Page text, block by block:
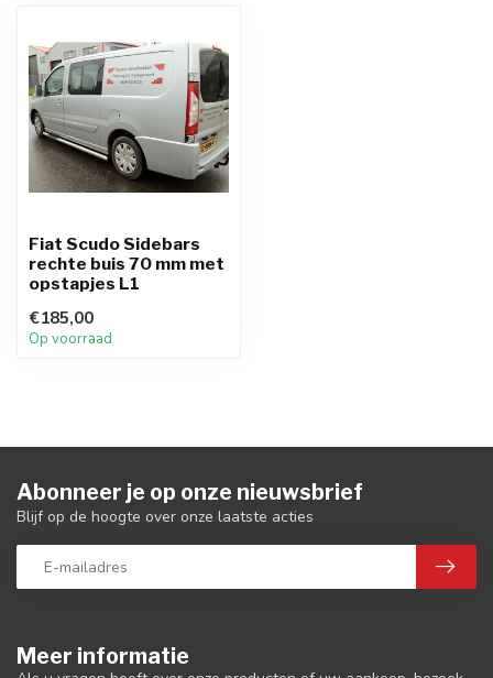
Fiat Scudo Sidebars
rechte buis 70 mm met
opstapjes L1
€185,00
Op voorraad
Meer informatie
Abonneer je op onze nieuwsbrief
Blijf op de hoogte over onze laatste acties